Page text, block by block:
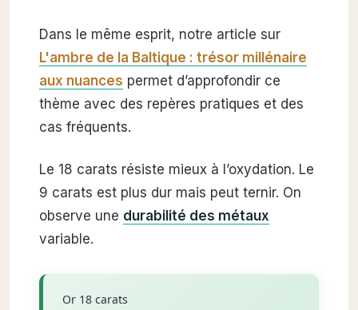
Dans le même esprit, notre article sur
L'ambre de la Baltique : trésor millénaire
aux nuances permet d’approfondir ce
thème avec des repères pratiques et des
cas fréquents.
Le 18 carats résiste mieux à l’oxydation. Le
9 carats est plus dur mais peut ternir. On
observe une durabilité des métaux
variable.
Or 18 carats